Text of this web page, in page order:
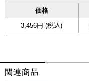
価格
3,456円 (税込)